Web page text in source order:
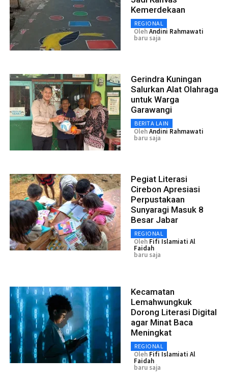
Kemerdekaan
REGIONAL
OlehAndini Rahmawati
baru saja
Gerindra Kuningan
Salurkan Alat Olahraga
untuk Warga
Garawangi
BERITA LAIN
OlehAndini Rahmawati
baru saja
Pegiat Literasi
Cirebon Apresiasi
Perpustakaan
Sunyaragi Masuk 8
Besar Jabar
REGIONAL
Oleh Fifi Islamiati Al
Faidah
baru saja
Kecamatan
Lemahwungkuk
Dorong Literasi Digital
agar Minat Baca
Meningkat
REGIONAL
Oleh Fifi Islamiati Al
Faidah
baru saja